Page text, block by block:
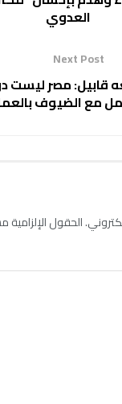
العدوي
Next Post
قابيل: مصر ليست
مع الضيوف
الحقول الإلزامية